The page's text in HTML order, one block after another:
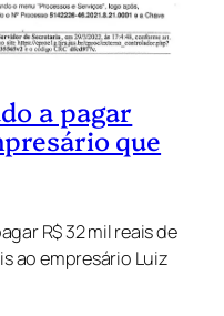
a pagar
que
R$ 32 mil reais de
ao empresário Luiz